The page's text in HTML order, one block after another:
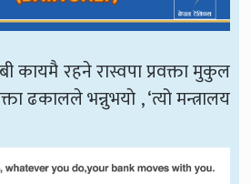
कायमै रहने रास्वपा प्रवक्ता मुकुल
ढकालले भन्नुभयाे , ‘त्यो मन्त्रालय